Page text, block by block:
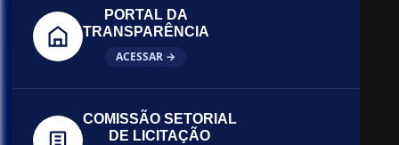
PORTAL DA
TRANSPARÊNCIA
ACESSAR →
COMISSÃO SETORIAL
DE LICITAÇÃO